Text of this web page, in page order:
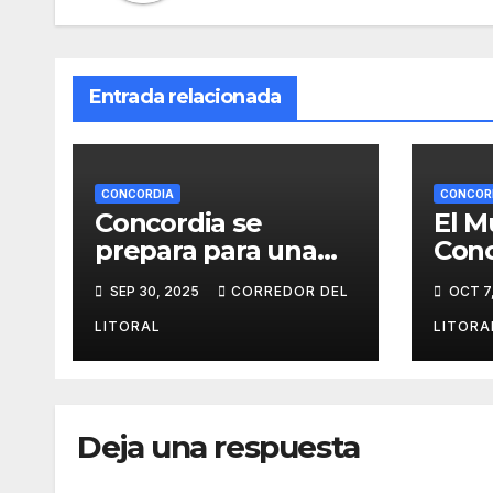
Entrada relacionada
CONCORDIA
Concordia se
prepara para una
velada única:
“Revalorización del
Histórico Piano del
Odeón”
SEP 30, 2025 CORREDOR DEL
LITORAL
El
de
OCT
Deja una respuesta